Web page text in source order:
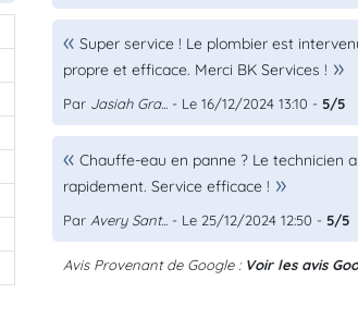
Super service ! Le plombier est
propre et efficace. Merci BK Services !
Par Jasiah Gra... - Le 16/12/2024 13:10 - 5/5
Chauffe-eau en panne ? Le technicien
rapidement. Service efficace !
Par Avery Sant... - Le 25/12/2024 12:50 - 5/5
Avis Provenant de Google : Voir les avis